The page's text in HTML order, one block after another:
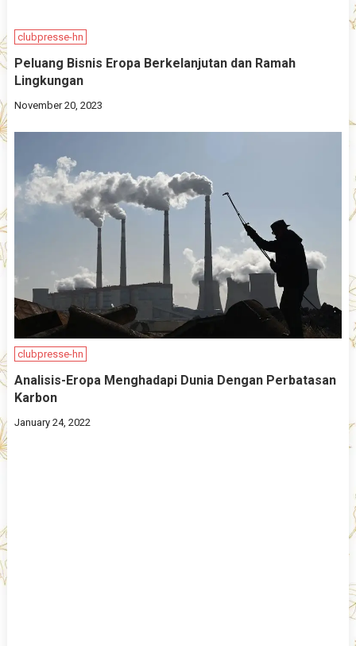
clubpresse-hn
Peluang Bisnis Eropa Berkelanjutan dan Ramah
Lingkungan
November 20, 2023
clubpresse-hn
Analisis-Eropa Menghadapi Dunia Dengan Perbatasan
Karbon
January 24, 2022